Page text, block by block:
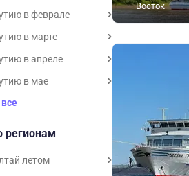
в феврале
в марте
в апреле
в мае
регионам
летом
Восток